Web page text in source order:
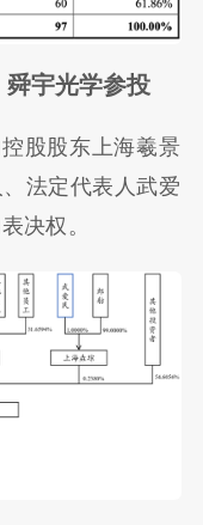
舜宇光学参投
股股东上海羲景
法定代表人武爱
决权。